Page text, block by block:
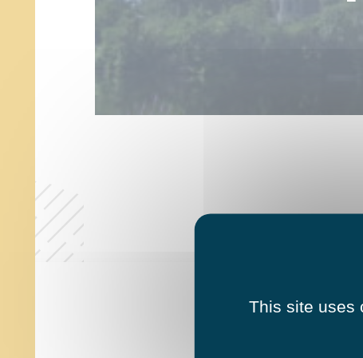
This site uses